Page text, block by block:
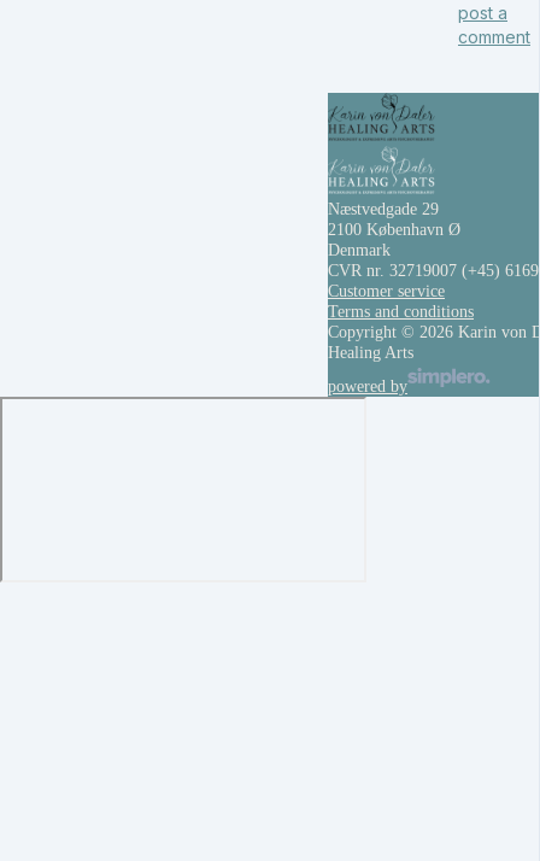
post a
comment
Næstvedgade 29
2100 København Ø
Denmark
CVR nr. 32719007 (+45)
Customer service
Terms and conditions
Copyright © 2026 Karin von
Healing Arts
powered by